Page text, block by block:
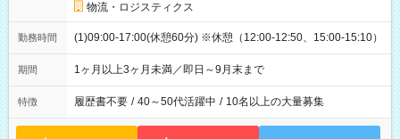
物流・ロジスティクス
勤務時間 (1)09:00-17:00(休憩60分) ※休憩（12:00-12:50、15:00-15:10）
期間 1ヶ月以上3ヶ月未満／即日～9月末まで
特徴 履歴書不要 / 40～50代活躍中 / 10名以上の大量募集